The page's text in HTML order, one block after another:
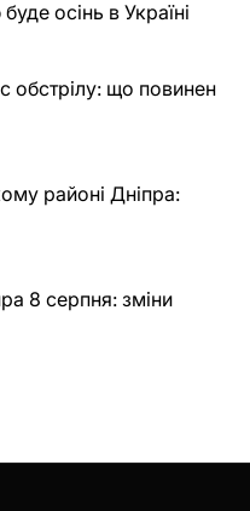
осінь в Україні
обстрілу: що повинен
районі Дніпра:
8 серпня: зміни